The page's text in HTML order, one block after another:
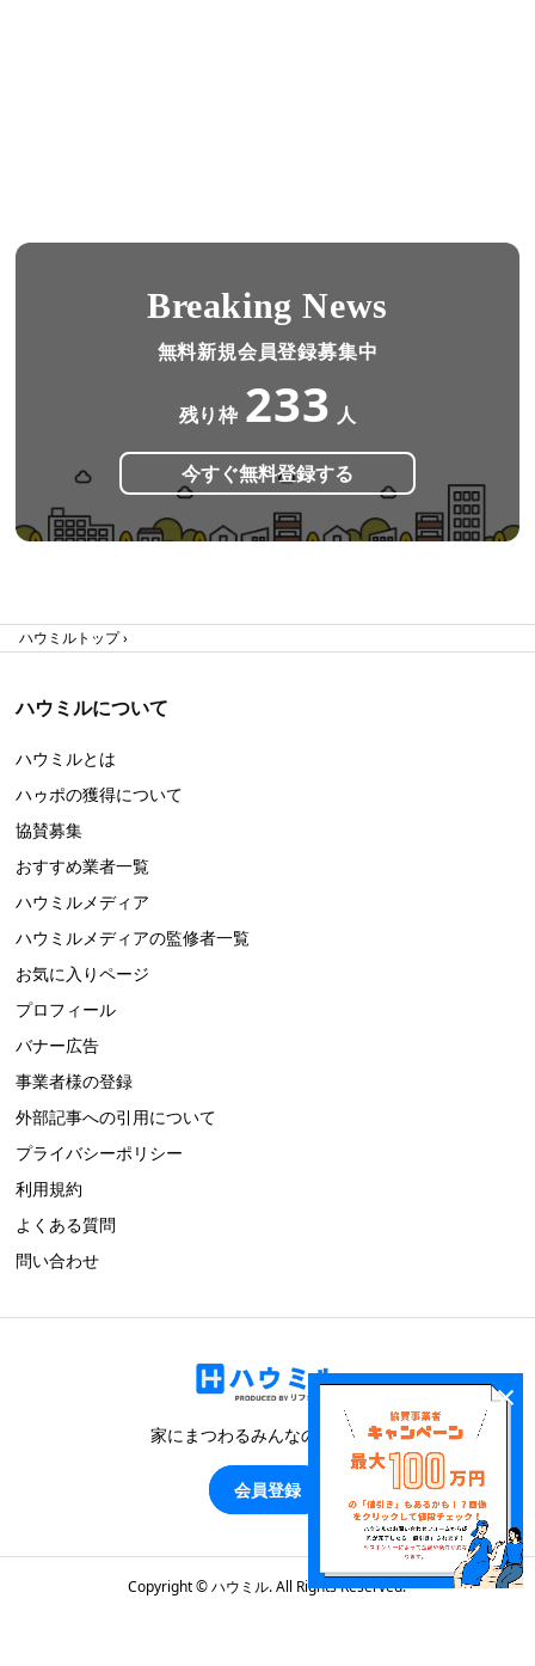
×
Breaking News
無料新規会員登録募集中
残り枠 233 人
今すぐ無料登録する
ハウミルトップ
ハウミルについて
ハウミルとは
ハゥポの獲得について
協賛募集
おすすめ業者一覧
ハウミルメディア
ハウミルメディアの監修者一覧
お気に入りページ
プロフィール
バナー広告
事業者様の登録
外部記事への引用について
プライバシーポリシー
利用規約
よくある質問
問い合わせ
家にまつわるみんなのブログ！
会員登録
Copyright ©ハウミル. All Rights Reserved.